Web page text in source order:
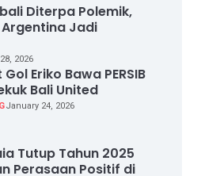
Diterpa Polemik,
Jadi
2026
Eriko Bawa PERSIB
Bali United
January 24, 2026
Tutup Tahun 2025
Perasaan Positif di